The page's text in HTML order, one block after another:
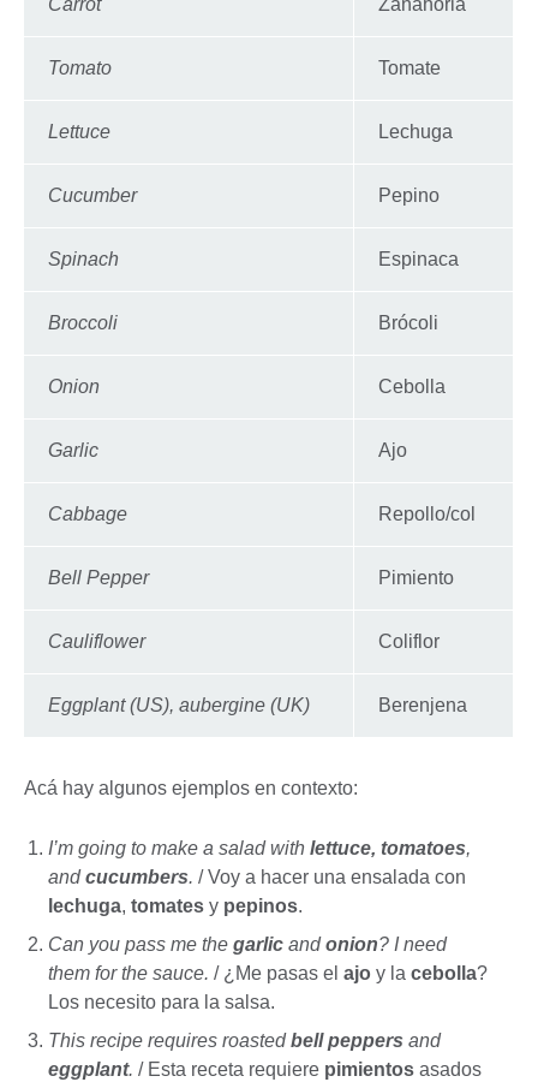
Tomato Tomate
Lettuce Lechuga
Cucumber Pepino
Spinach Espinaca
Broccoli Brócoli
Onion Cebolla
Garlic Ajo
Cabbage Repollo/col
Bell Pepper Pimiento
Cauliflower Coliflor
Eggplant (US), aubergine (UK) Berenjena
Acá hay algunos ejemplos en contexto:
I’m going to make a salad with lettuce, tomatoes,
andcucumbers. / Voy a hacer una ensalada con
lechuga, tomates y pepinos.
Can you pass me the garlic andonion? I need
them for the sauce. / ¿Me pasas el ajo y la cebolla?
Los necesito para la salsa.
This recipe requires roastedbell peppers and
eggplant. / Esta receta requiere pimientos asados